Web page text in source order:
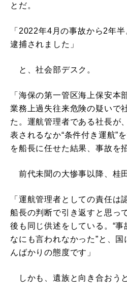
とだ。
「2022年4月の事故から2年
逮捕されました」
と、社会部デスク。
「海保の第一管区海上保安本
業務上過失往来危険の疑いで
た。運航管理者である社長が
表されるなか“条件付き運航”
を船長に任せた結果、事故を
前代未聞の大惨事以降、桂
「運航管理者としての責任は
船長の判断で引き返すと思っ
後も同じ供述をしている。“
なにも言われなかった”と、
んばかりの態度です」
しかも、遺族と向き合おう